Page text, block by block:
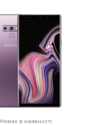
Немає в наявності